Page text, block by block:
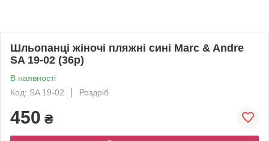
Шльопанці жіночі пляжні сині Marc & Andre
SA 19-02 (36р)
В наявності
Код: SA 19-02
Роздріб
450 ₴